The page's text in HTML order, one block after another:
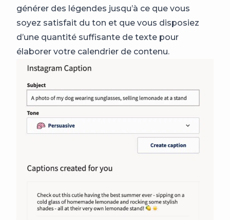
générer des légendes jusqu’à ce que vous
soyez satisfait du ton et que vous disposiez
d’une quantité suffisante de texte pour
élaborer votre calendrier de contenu.